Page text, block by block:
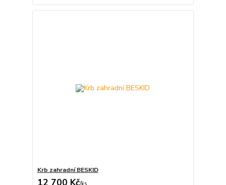
Krb zahradní BESKID